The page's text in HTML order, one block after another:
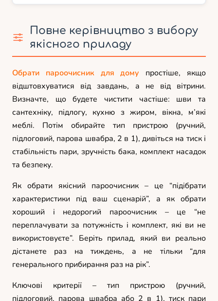
Повне керівництво з вибору
якісного приладу
Обрати пароочисник для дому простіше, якщо
відштовхуватися від завдань, а не від вітрини.
Визначте, що будете чистити частіше: шви та
сантехніку, підлогу, кухню з жиром, вікна, м’які
меблі. Потім обирайте тип пристрою (ручний,
підлоговий, парова швабра, 2 в 1), дивіться на тиск і
стабільність пари, зручність бака, комплект насадок
та безпеку.
Як обрати якісний пароочисник – це “підібрати
характеристики під ваш сценарій”, а як обрати
хороший і недорогий пароочисник – це “не
переплачувати за потужність і комплект, які ви не
використовуєте”. Беріть прилад, який ви реально
дістанете раз на тиждень, а не тільки “для
генерального прибирання раз на рік”.
Ключові критерії – тип пристрою (ручний,
підлоговий, парова швабра або 2 в 1), тиск пари